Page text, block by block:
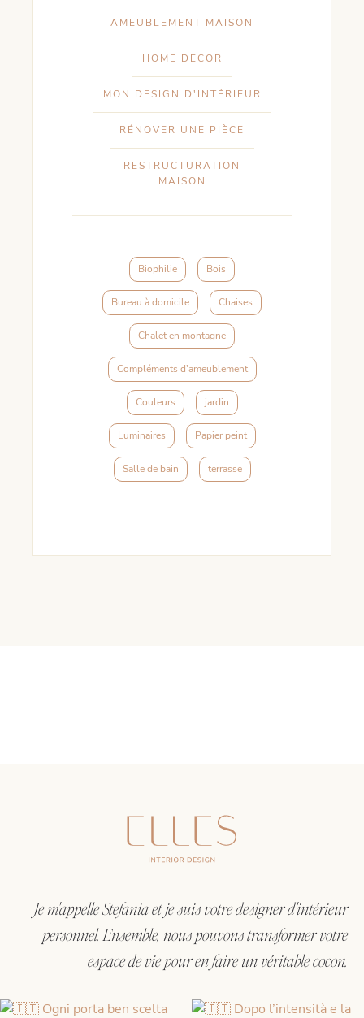
AMEUBLEMENT MAISON
HOME DECOR
MON DESIGN D'INTÉRIEUR
RÉNOVER UNE PIÈCE
RESTRUCTURATION
MAISON
Biophilie Bois
Bureau à domicile Chaises
Chalet en montagne
Compléments d'ameublement
Couleurs jardin
Luminaires Papier peint
Salle de bain terrasse
Je m'appelle Stefania et je suis votre designer d'intérieur
personnel. Ensemble, nous pouvons transformer votre
espace de vie pour en faire un véritable cocon.